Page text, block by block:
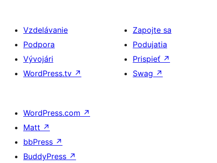
Vzdelávanie
Podpora
Vývojári
WordPress.tv ↗
Zapojte sa
Podujatia
Prispieť ↗
Swag ↗
WordPress.com ↗
Matt ↗
bbPress ↗
BuddyPress ↗